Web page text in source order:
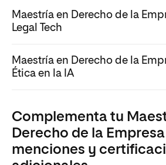
Maestría en Derecho de la
Legal Tech
Maestría en Derecho de la
Ética en la IA
Complementa tu
Derecho de la
menciones y